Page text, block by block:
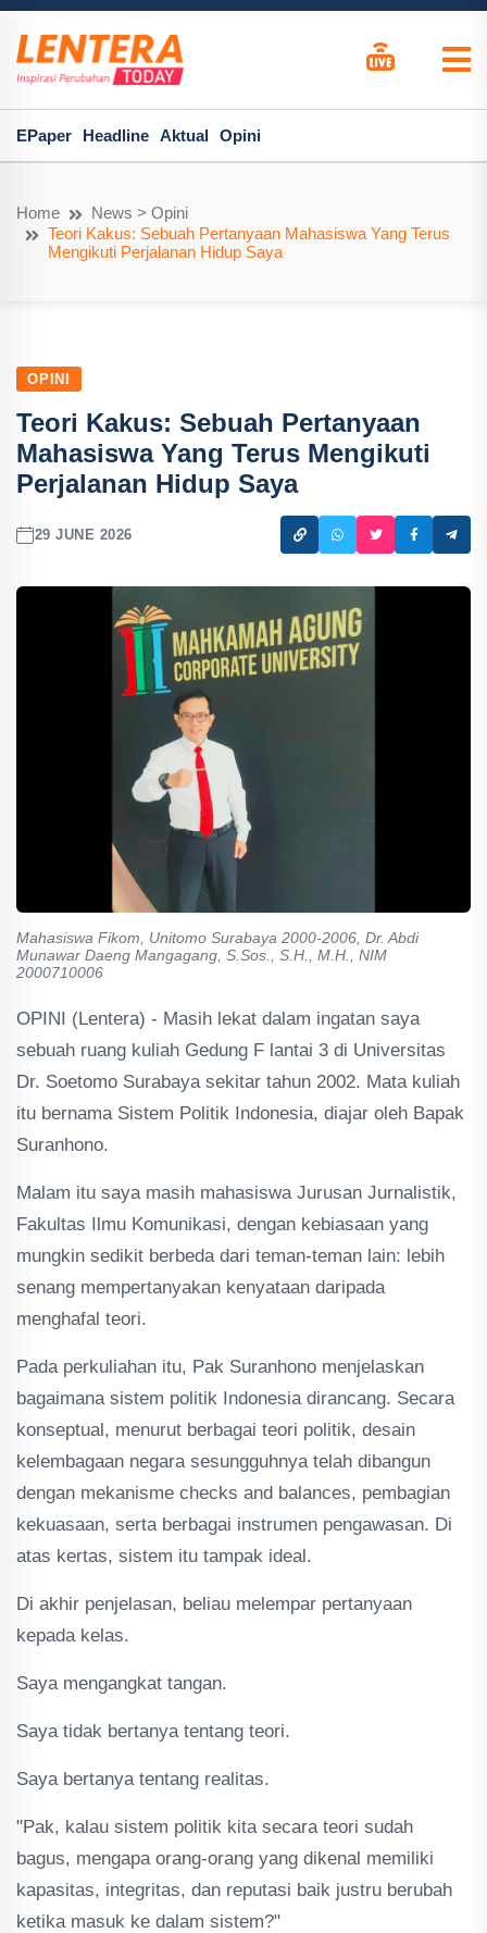
EPaper Headline Aktual Opini
Home
News > Opini
Teori Kakus: Sebuah Pertanyaan Mahasiswa Yang Terus
Mengikuti Perjalanan Hidup Saya
OPINI
Teori Kakus: Sebuah Pertanyaan
Mahasiswa Yang Terus Mengikuti
Perjalanan Hidup Saya
29 JUNE 2026
Mahasiswa Fikom, Unitomo Surabaya 2000-2006, Dr. Abdi
Munawar Daeng Mangagang, S.Sos., S.H., M.H., NIM
2000710006
OPINI (Lentera) - Masih lekat dalam ingatan saya
sebuah ruang kuliah Gedung F lantai 3 di Universitas
Dr. Soetomo Surabaya sekitar tahun 2002. Mata kuliah
itu bernama Sistem Politik Indonesia, diajar oleh Bapak
Suranhono.
Malam itu saya masih mahasiswa Jurusan Jurnalistik,
Fakultas Ilmu Komunikasi, dengan kebiasaan yang
mungkin sedikit berbeda dari teman-teman lain: lebih
senang mempertanyakan kenyataan daripada
menghafal teori.
Pada perkuliahan itu, Pak Suranhono menjelaskan
bagaimana sistem politik Indonesia dirancang. Secara
konseptual, menurut berbagai teori politik, desain
kelembagaan negara sesungguhnya telah dibangun
dengan mekanisme checks and balances, pembagian
kekuasaan, serta berbagai instrumen pengawasan. Di
atas kertas, sistem itu tampak ideal.
Di akhir penjelasan, beliau melempar pertanyaan
kepada kelas.
Saya mengangkat tangan.
Saya tidak bertanya tentang teori.
Saya bertanya tentang realitas.
"Pak, kalau sistem politik kita secara teori sudah
bagus, mengapa orang-orang yang dikenal memiliki
kapasitas, integritas, dan reputasi baik justru berubah
ketika masuk ke dalam sistem?"